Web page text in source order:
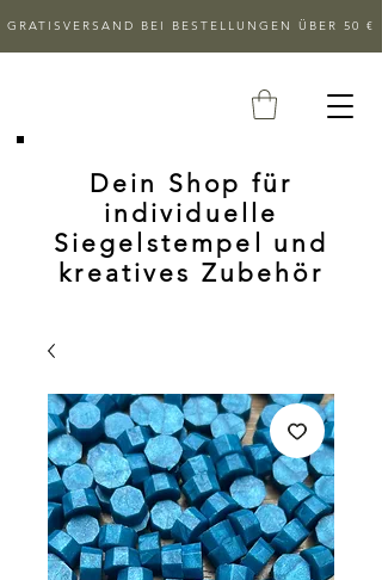
GRATISVERSAND BEI BESTELLUNGEN ÜBER 50 €
Dein Shop für
individuelle
Siegelstempel und
kreatives Zubehör